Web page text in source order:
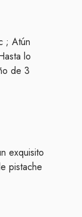
; Atún
lo
de 3
exquisito
pistache